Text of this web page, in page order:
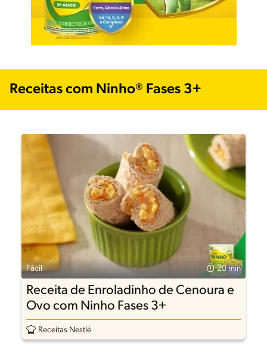
Receitas com Ninho® Fases 3+
Fácil 20 min
Receita de Enroladinho de Cenoura e
Ovo com Ninho Fases 3+
Receitas Nestlé